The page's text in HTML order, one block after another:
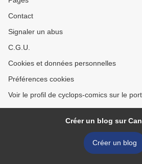
Contact
Signaler un abus
C.G.U.
Cookies et données personnelles
Préférences cookies
Voir le profil de cyclops-comics sur le
Créer un blog sur
Créer un blog